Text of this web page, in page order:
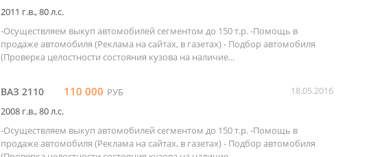
2011 г.в., 80 л.c.
-Осуществляем выкуп автомобилей сегментом до 150 т.р. -Помощь в
продаже автомобиля (Реклама на сайтах, в газетах) - Подбор автомобиля
(Проверка целостности состояния кузова на наличие...
ВАЗ 2110 110 000 РУБ
18.05.2016
2008 г.в., 80 л.c.
-Осуществляем выкуп автомобилей сегментом до 150 т.р. -Помощь в
продаже автомобиля (Реклама на сайтах, в газетах) - Подбор автомобиля